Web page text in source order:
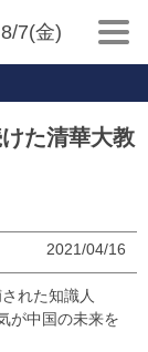
8/7(金)
た清華大教
2021/04/16
れた知識人
が中国の未来を